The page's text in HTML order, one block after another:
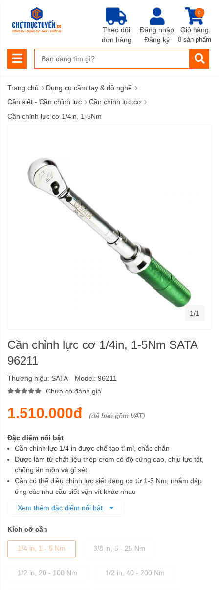
Đăng nhập
Đăng ký
Giỏ hàng
0
0 sản phẩm
Theo dõi
đơn hàng
Trang chủ › Dụng cụ cầm tay & đồ nghề ›
Cần siết - Cần chỉnh lực › Cần chỉnh lực cơ ›
Cần chỉnh lực cơ 1/4in, 1-5Nm
Cần chỉnh lực cơ 1/4in, 1-5Nm SATA
96211
Thương hiệu: SATA Model: 96211
Chưa có đánh giá
1.510.000đ (đã bao gồm VAT)
Đặc điểm nổi bật
Cần chỉnh lực 1/4 in được chế tạo tỉ mỉ, chắc chắn
Được làm từ chất liệu thép crom có độ cứng cao, chịu lực tốt,
chống ăn mòn và gỉ sét
Cần có thể điều chỉnh lực siết dạng cơ từ 1-5 Nm, nhắm đáp
ứng các nhu cầu siết vặn vít khác nhau
Tay cầm bằng nhôm có khía nhỏ đan chéo cho khả năng chống
Xem thêm đặc điểm nổi bật
Kích cỡ cần
1/4 in, 1 - 5 Nm 3/8 in, 5 - 25 Nm
1/2 in, 20 - 100 Nm 1/2 in, 40 - 200 Nm
1/1